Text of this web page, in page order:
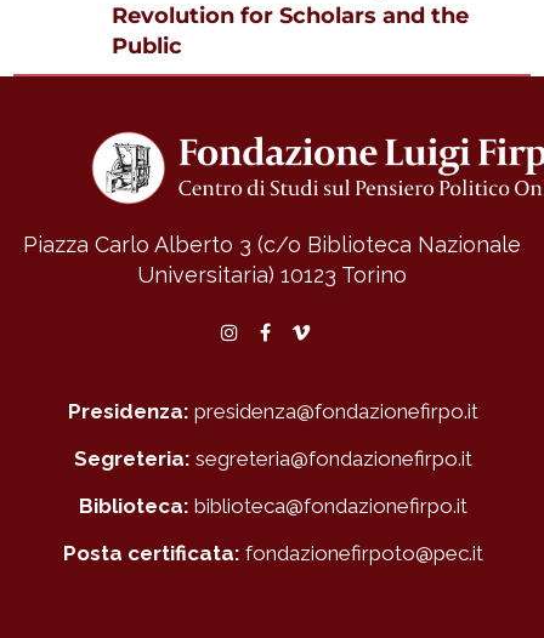
Revolution for Scholars and the
Public
Piazza Carlo Alberto 3 (c/o Biblioteca Nazionale
Universitaria) 10123 Torino
Instagram
Facebook
Vimeo
Presidenza: presidenza@fondazionefirpo.it
Segreteria: segreteria@fondazionefirpo.it
Biblioteca: biblioteca@fondazionefirpo.it
Posta certificata: fondazionefirpoto@pec.it